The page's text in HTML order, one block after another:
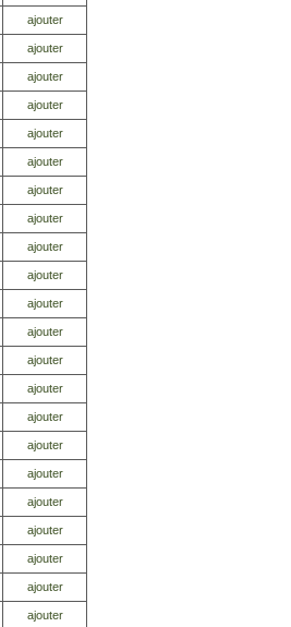
ajouter
ajouter
ajouter
ajouter
ajouter
ajouter
ajouter
ajouter
ajouter
ajouter
ajouter
ajouter
ajouter
ajouter
ajouter
ajouter
ajouter
ajouter
ajouter
ajouter
ajouter
ajouter